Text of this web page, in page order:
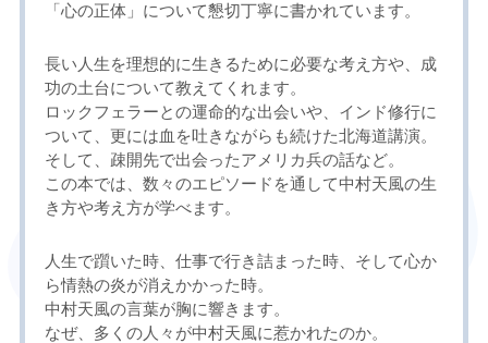
「心の正体」について懇切丁寧に書かれています。
長い人生を理想的に生きるために必要な考え方や、成
功の土台について教えてくれます。
ロックフェラーとの運命的な出会いや、インド修行に
ついて、更には血を吐きながらも続けた北海道講演。
そして、疎開先で出会ったアメリカ兵の話など。
この本では、数々のエピソードを通して中村天風の生
き方や考え方が学べます。
人生で躓いた時、仕事で行き詰まった時、そして心か
ら情熱の炎が消えかかった時。
中村天風の言葉が胸に響きます。
なぜ、多くの人々が中村天風に惹かれたのか。